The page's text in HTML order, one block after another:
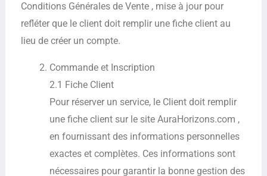
Conditions Générales de Vente , mise à jour pour
refléter que le client doit remplir une fiche client au
lieu de créer un compte.
Commande et Inscription
2.1 Fiche Client
Pour réserver un service, le Client doit remplir
une fiche client sur le site AuraHorizons.com ,
en fournissant des informations personnelles
exactes et complètes. Ces informations sont
nécessaires pour garantir la bonne gestion des